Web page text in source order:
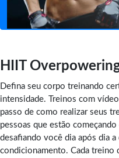
HIIT
Defina seu corpo treinando
intensidade. Treinos com
passo de como realizar seus
pessoas que estão
desafiando você dia após dia a
condicionamento. Cada treino